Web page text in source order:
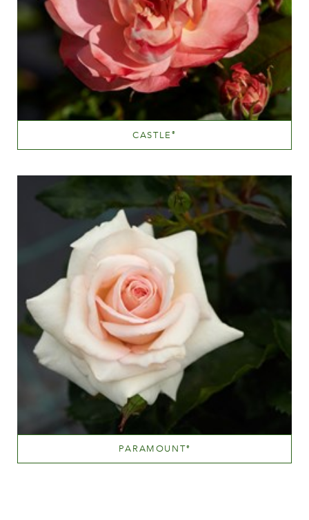
CASTLE ®
PARAMOUNT®